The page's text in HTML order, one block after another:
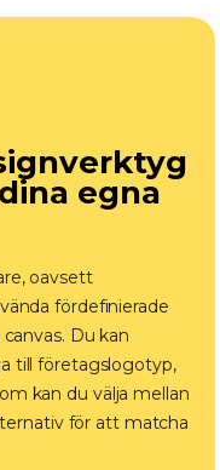
egna
oavsett
fördefinierade
Du kan
till företagslogotyp,
kan du välja mellan
för att matcha